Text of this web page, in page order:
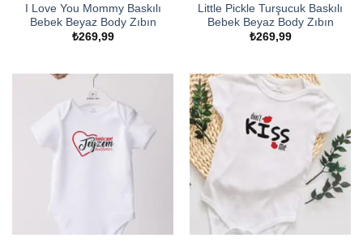
I Love You Mommy Baskılı
Bebek Beyaz Body Zıbın
₺269,99
Little Pickle Turşucuk Baskılı
Bebek Beyaz Body Zıbın
₺269,99